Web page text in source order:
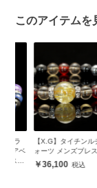
このアイテムを
【X.G】タイチンルチルク
ォーツ メンズブレスレッ
36,100